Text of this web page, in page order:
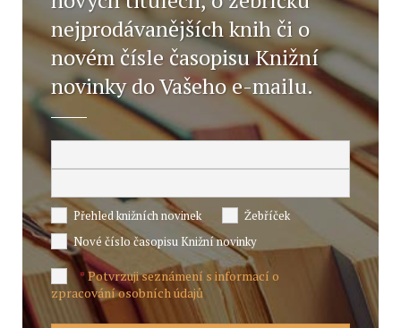
nejprodávanějších knih či o
novém čísle časopisu Knižní
novinky do Vašeho e-mailu.
Přehled knižních novinek
Žebříček
Nové číslo časopisu Knižní novinky
*Potvrzuji seznámení s informací o
zpracování osobních údajů